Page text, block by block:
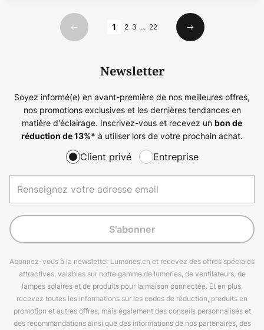
Précédent
1 2 3 ... 22
Suivant
Newsletter
Soyez informé(e) en avant-première de nos meilleures offres,
nos promotions exclusives et les dernières tendances en
matière d'éclairage. Inscrivez-vous et recevez un bon de
réduction de13%* à utiliser lors de votre prochain achat.
Client privé Entreprise
S'abonner
Abonnez-vous à la newsletter Lumories.ch et recevez des offres spéciales
attractives, valables sur notre gamme de lumories, de ventilateurs, de
lampes solaires et de produits pour la maison connectée. Et en plus,
recevez toutes les informations sur les codes de réduction, produits en
promotion et autres offres, mais également des conseils personnalisés et
des recommandations ainsi que des informations de nos partenaires, des